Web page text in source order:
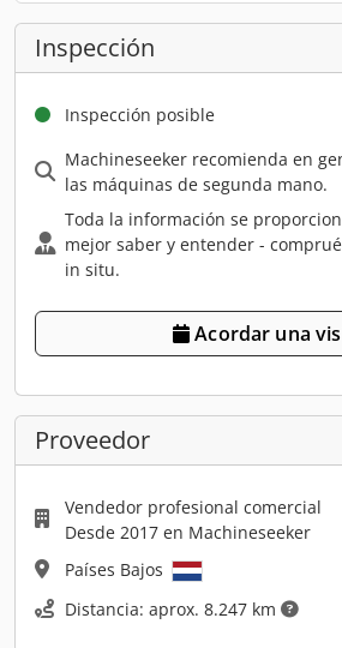
Inspección
Inspección posible
Machineseeker recomienda en
las máquinas de segunda mano.
Toda la información se
mejor saber y entender -
in situ.
Acordar una
Proveedor
Vendedor profesional comercial
Desde 2017 en Machineseeker
Países Bajos
Distancia: aprox. 8.247 km